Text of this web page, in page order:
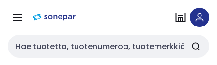
navigointiinsisältöön
Haku